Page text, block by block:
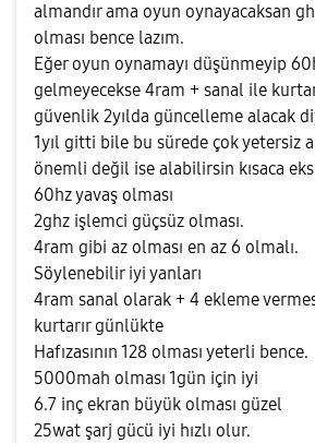
almandır ama oyun oynayacaksan
olması bence lazım.
Eğer oyun oynamayı düşünmeyip
gelmeyecekse 4ram + sanal ile
güvenlik 2yılda güncelleme alacak
1yıl gitti bile bu sürede çok yetersiz
önemli değil ise alabilirsin kısaca
60hz yavaş olması
2ghz işlemci güçsüz olması.
4ram gibi az olması en az 6 olmalı.
Söylenebilir iyi yanları
4ram sanal olarak + 4 ekleme
kurtarır günlükte
Hafızasının 128 olması yeterli bence.
5000mah olması 1gün için iyi
6.7 inç ekran büyük olması güzel
25wat şarj gücü iyi hızlı olur.